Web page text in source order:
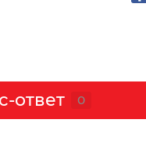
ответ 0